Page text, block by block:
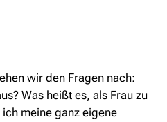
wir den Fragen nach:
Was heißt es, als Frau zu
meine ganz eigene